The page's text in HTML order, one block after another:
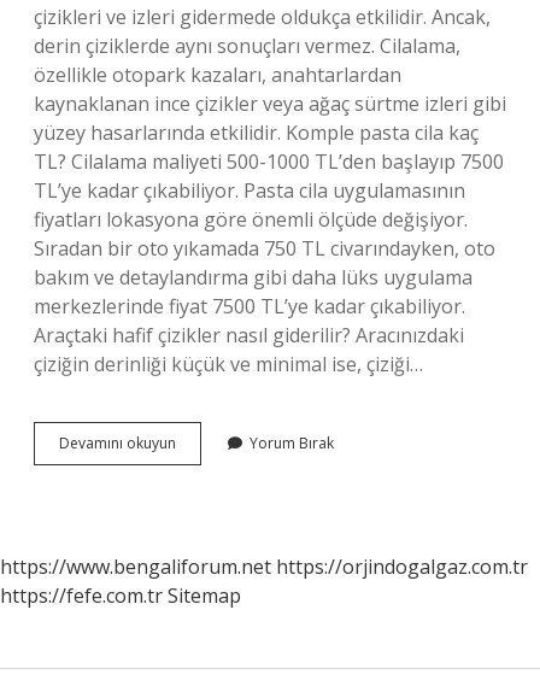
çizikleri ve izleri gidermede oldukça etkilidir. Ancak,
derin çiziklerde aynı sonuçları vermez. Cilalama,
özellikle otopark kazaları, anahtarlardan
kaynaklanan ince çizikler veya ağaç sürtme izleri gibi
yüzey hasarlarında etkilidir. Komple pasta cila kaç
TL? Cilalama maliyeti 500-1000 TL’den başlayıp 7500
TL’ye kadar çıkabiliyor. Pasta cila uygulamasının
fiyatları lokasyona göre önemli ölçüde değişiyor.
Sıradan bir oto yıkamada 750 TL civarındayken, oto
bakım ve detaylandırma gibi daha lüks uygulama
merkezlerinde fiyat 7500 TL’ye kadar çıkabiliyor.
Araçtaki hafif çizikler nasıl giderilir? Aracınızdaki
çiziğin derinliği küçük ve minimal ise, çiziği…
Devamını okuyun Arabada
Çizikler
Mi
Yorum Bırak
https://www.bengaliforum.net https://orjindogalgaz.com.tr
https://fefe.com.trSitemap